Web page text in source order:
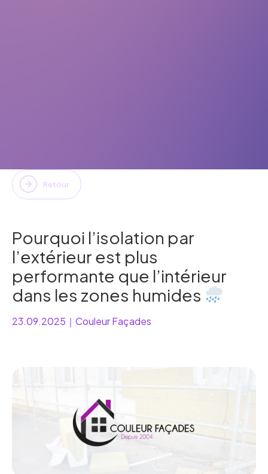
Retour
Pourquoi l’isolation par
l’extérieur est plus
performante que l’intérieur
dans les zones humides
23.09.2025 ｜ Couleur Façades